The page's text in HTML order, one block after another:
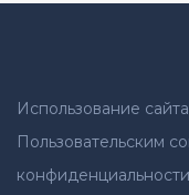
Использование
Пользовательским